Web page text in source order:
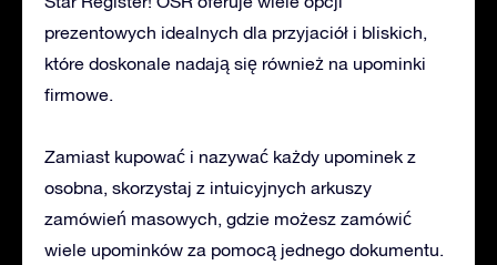
prezentowych idealnych dla przyjaciół i bliskich,
które doskonale nadają się również na upominki
firmowe.
Zamiast kupować i nazywać każdy upominek z
osobna, skorzystaj z intuicyjnych arkuszy
zamówień masowych, gdzie możesz zamówić
wiele upominków za pomocą jednego dokumentu.